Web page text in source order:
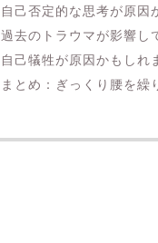
自己否定的な思考が原因
過去のトラウマが影響し
自己犠牲が原因かもしれ
まとめ：ぎっくり腰を繰